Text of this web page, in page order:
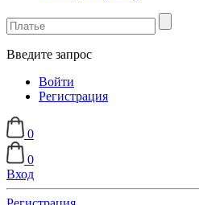
Введите запрос
Войти
Регистрация
0
0
Вход